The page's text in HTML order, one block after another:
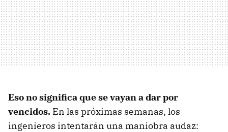
Eso no significa que se vayan a dar por
vencidos. En las próximas semanas, los
ingenieros intentarán una maniobra audaz: